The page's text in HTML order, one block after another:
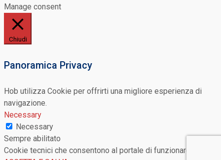
Manage consent
Chiudi
Panoramica Privacy
Hob utilizza Cookie per offrirti una migliore esperienza di
navigazione.
Necessary
Necessary
Sempre abilitato
Cookie tecnici che consentono al portale di funzionare